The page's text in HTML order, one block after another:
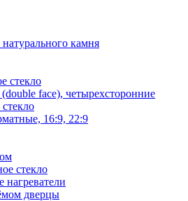
камня
стекло
face), четырехсторонние
16:9, 22:9
стекло
нагреватели
дверцы